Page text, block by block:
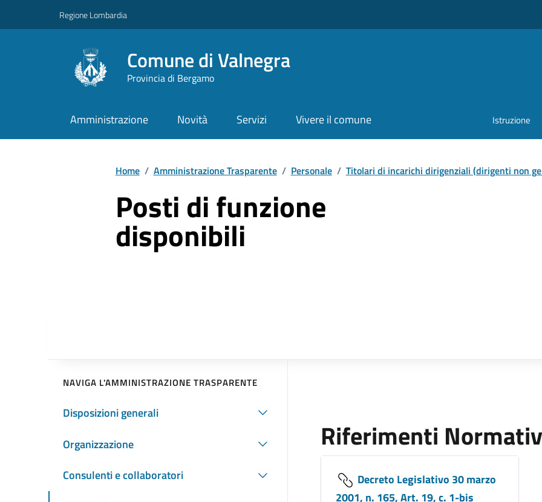
Regione Lombardia
Comune di Valnegra
Provincia di Bergamo
Amministrazione Novità Servizi Vivere il comune Istruzione
Home / Amministrazione Trasparente / Personale / Titolari di incarichi dirigenziali (dirigenti non
Posti di funzione
disponibili
NAVIGA L'AMMINISTRAZIONE TRASPARENTE
Disposizioni generali
Organizzazione
Consulenti e collaboratori
Riferimenti
Decreto Legislativo 30 marzo
2001, n. 165, Art. 19, c. 1-bis